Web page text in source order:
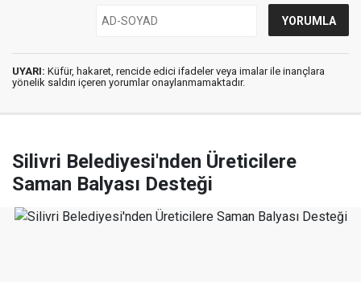
UYARI: Küfür, hakaret, rencide edici ifadeler veya imalar ile inançlara
yönelik saldırı içeren yorumlar onaylanmamaktadır.
Silivri Belediyesi'nden Üreticilere
Saman Balyası Desteği